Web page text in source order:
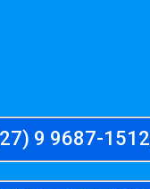
9 9687-1512